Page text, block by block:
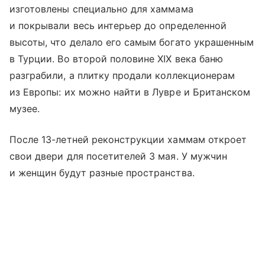
изготовлены специально для хаммама
и покрывали весь интерьер до определенной
высоты, что делало его самым богато украшенным
в Турции. Во второй половине XIX века баню
разграбили, а плитку продали коллекционерам
из Европы: их можно найти в Лувре и Британском
музее.
После 13-летней реконструкции хаммам откроет
свои двери для посетителей 3 мая. У мужчин
и женщин будут разные пространства.